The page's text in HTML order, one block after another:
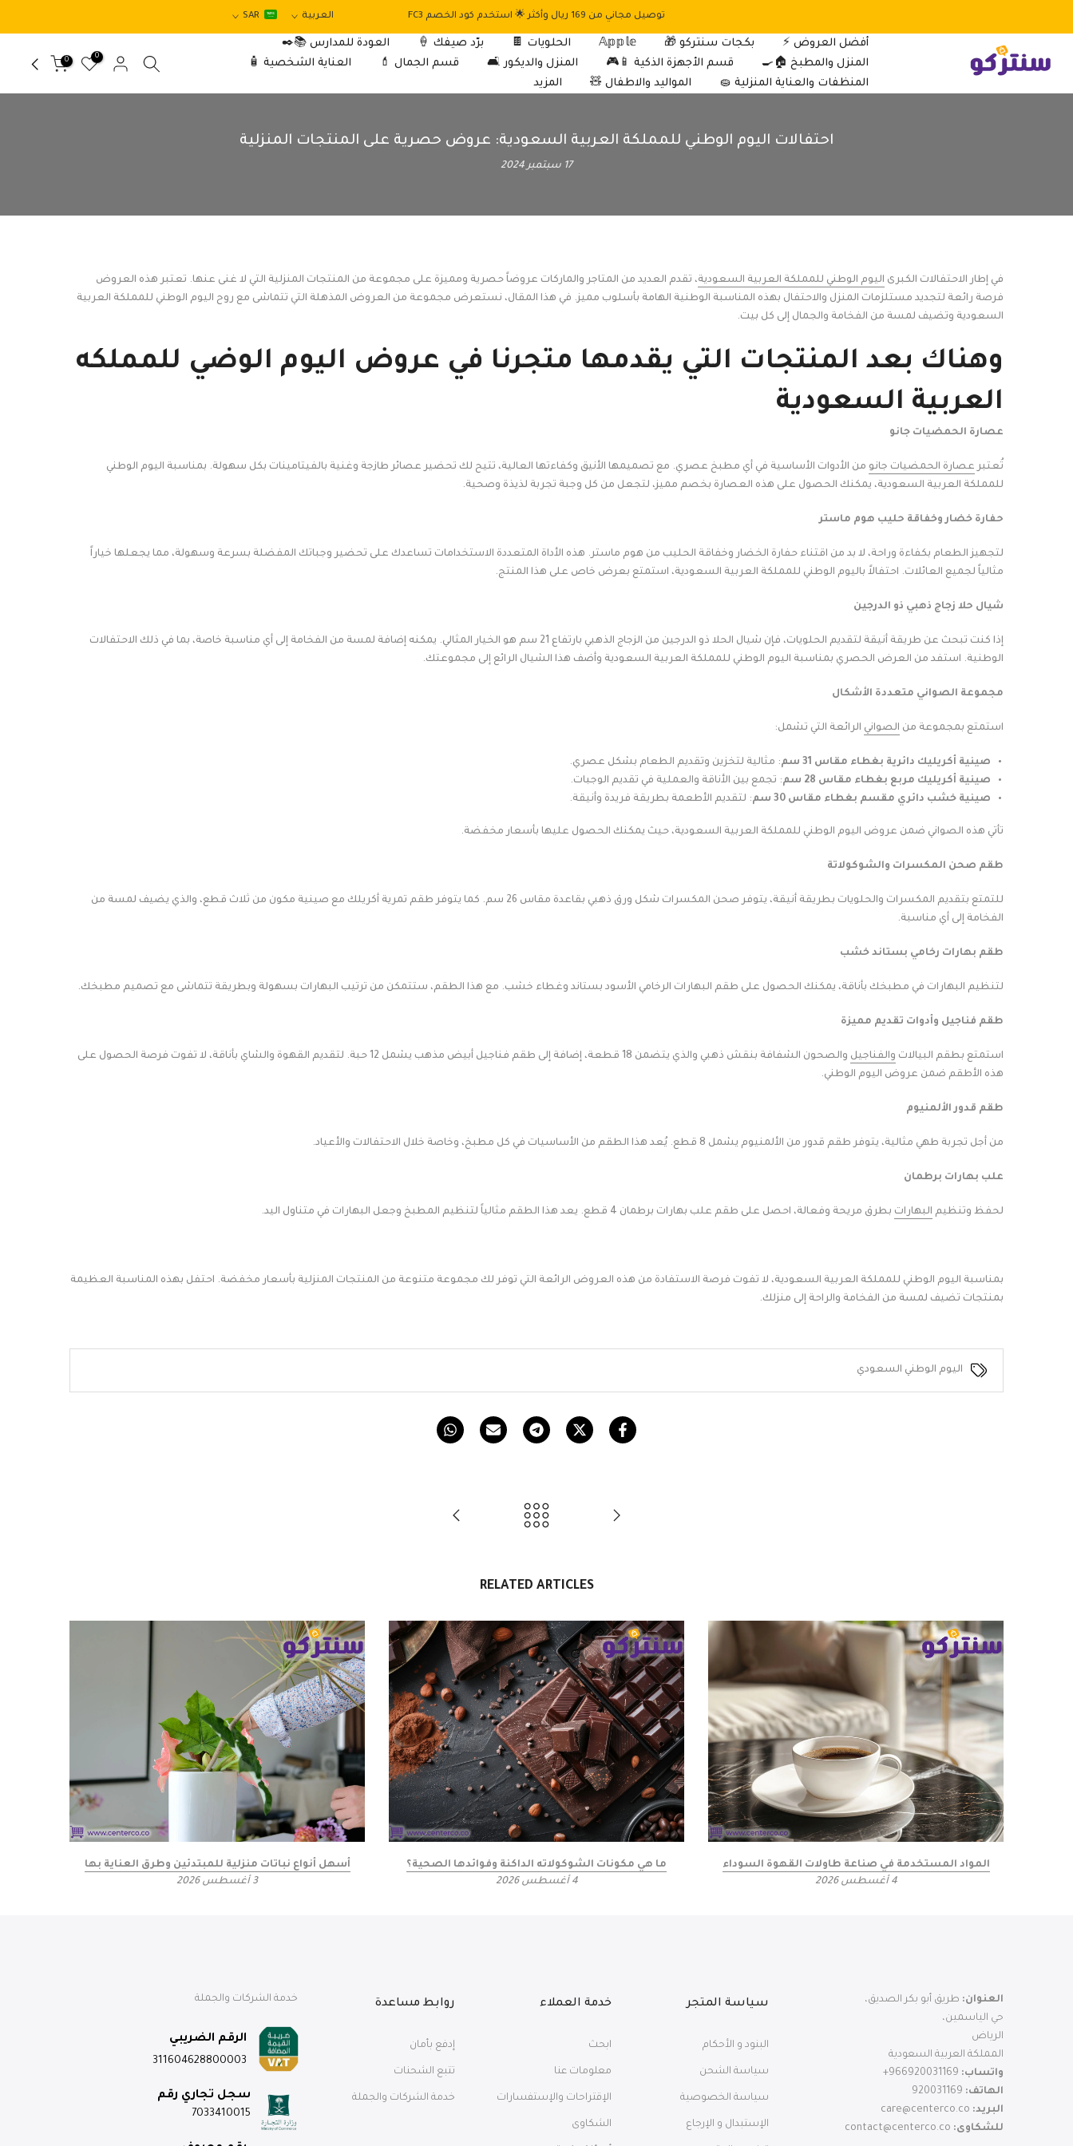
إلى
المحتوى
توصيل مجاني من 169 ريال وأكثر 🌟 استخدم كود الخصم FC3 العربية SAR
أفضل العروض ⚡ بكجات سنتركو 🎁 𝔸𝕡𝕡𝕝𝕖 الحلويات 🍫 برّد صيفك 🍦
العودة للمدارس 📚✒️
المنزل والمطبخ 🏠🍳
قسم الأجهزة الذكية 📱🎮 المنزل والديكور 🛋️ قسم الجمال 💄
العناية الشخصية 🧴
المنظفات والعناية المنزلية 🧽
المواليد والاطفال 🧸 المزيد
0
0
احتفالات اليوم الوطني للمملكة العربية السعودية: عروض حصرية على المنتجات المنزلية
17 سبتمبر 2024
في إطار الاحتفالات الكبرى اليوم الوطني للمملكة العربية السعودية، تقدم العديد من المتاجر والماركات عروضاً حصرية ومميزة على مجموعة من المنتجات المنزلية التي لا غنى عنها. تعتبر هذه العروض
فرصة رائعة لتجديد مستلزمات المنزل والاحتفال بهذه المناسبة الوطنية الهامة بأسلوب مميز. في هذا المقال، نستعرض مجموعة من العروض المذهلة التي تتماشى مع روح اليوم الوطني للمملكة العربية
السعودية وتضيف لمسة من الفخامة والجمال إلى كل بيت.
وهناك بعد المنتجات التي يقدمها متجرنا في عروض اليوم الوضي للمملكه
العربية السعودية
عصارة الحمضيات جانو
تُعتبر عصارة الحمضيات جانو من الأدوات الأساسية في أي مطبخ عصري. مع تصميمها الأنيق وكفاءتها العالية، تتيح لك تحضير عصائر طازجة وغنية بالفيتامينات بكل سهولة. بمناسبة اليوم الوطني
للمملكة العربية السعودية، يمكنك الحصول على هذه العصارة بخصم مميز، لتجعل من كل وجبة تجربة لذيذة وصحية.
حفارة خضار وخفاقة حليب هوم ماستر
لتجهيز الطعام بكفاءة وراحة، لا بد من اقتناء حفارة الخضار وخفاقة الحليب من هوم ماستر. هذه الأداة المتعددة الاستخدامات تساعدك على تحضير وجباتك المفضلة بسرعة وسهولة، مما يجعلها خياراً
مثالياً لجميع العائلات. احتفالاً باليوم الوطني للمملكة العربية السعودية، استمتع بعرض خاص على هذا المنتج.
شيال حلا زجاج ذهبي ذو الدرجين
إذا كنت تبحث عن طريقة أنيقة لتقديم الحلويات، فإن شيال الحلا ذو الدرجين من الزجاج الذهبي بارتفاع 21 سم هو الخيار المثالي. يمكنه إضافة لمسة من الفخامة إلى أي مناسبة خاصة، بما في ذلك الاحتفالات
الوطنية. استفد من العرض الحصري بمناسبة اليوم الوطني للمملكة العربية السعودية وأضف هذا الشيال الرائع إلى مجموعتك.
مجموعة الصواني متعددة الأشكال
استمتع بمجموعة من الصواني الرائعة التي تشمل:
صينية أكريليك دائرية بغطاء مقاس 31 سم
: مثالية لتخزين وتقديم الطعام بشكل عصري.
صينية أكريليك مربع بغطاء مقاس 28 سم
: تجمع بين الأناقة والعملية في تقديم الوجبات.
صينية خشب دائري مقسم بغطاء مقاس 30 سم
: لتقديم الأطعمة بطريقة فريدة وأنيقة.
تأتي هذه الصواني ضمن عروض اليوم الوطني للمملكة العربية السعودية، حيث يمكنك الحصول عليها بأسعار مخفضة.
طقم صحن المكسرات والشوكولاتة
للتمتع بتقديم المكسرات والحلويات بطريقة أنيقة، يتوفر صحن المكسرات شكل ورق ذهبي بقاعدة مقاس 26 سم. كما يتوفر طقم تمرية أكريلك مع صينية مكون من ثلاث قطع، والذي يضيف لمسة من
الفخامة إلى أي مناسبة.
طقم بهارات رخامي بستاند خشب
لتنظيم البهارات في مطبخك بأناقة، يمكنك الحصول على طقم البهارات الرخامي الأسود بستاند وغطاء خشب. مع هذا الطقم، ستتمكن من ترتيب البهارات بسهولة وبطريقة تتماشى مع تصميم مطبخك.
طقم فناجيل وأدوات تقديم مميزة
استمتع بطقم البيالات والفناجيل
والصحون الشفافة بنقش ذهبي والذي يتضمن 18 قطعة، إضافة إلى طقم فناجيل أبيض مذهب يشمل 12 حبة. لتقديم القهوة والشاي بأناقة، لا تفوت فرصة الحصول على
هذه الأطقم ضمن عروض اليوم الوطني.
طقم قدور الألمنيوم
من أجل تجربة طهي مثالية، يتوفر طقم قدور من الألمنيوم يشمل 8 قطع. يُعد هذا الطقم من الأساسيات في كل مطبخ، وخاصة خلال الاحتفالات والأعياد.
علب بهارات برطمان
لحفظ وتنظيم البهارات بطرق مريحة وفعالة، احصل على طقم علب بهارات برطمان 4 قطع. يعد هذا الطقم مثالياً لتنظيم المطبخ وجعل البهارات في متناول اليد.
بمناسبة اليوم الوطني للمملكة العربية السعودية، لا تفوت فرصة الاستفادة من هذه العروض الرائعة التي توفر لك مجموعة متنوعة من المنتجات المنزلية بأسعار مخفضة. احتفل بهذه المناسبة العظيمة
بمنتجات تضيف لمسة من الفخامة والراحة إلى منزلك.
اليوم الوطني السعودي
RELATED ARTICLES
المواد المستخدمة في صناعة طاولات القهوة السوداء
4 أغسطس 2026
ما هي مكونات الشوكولاته الداكنة وفوائدها الصحية؟
4 أغسطس 2026
أسهل أنواع نباتات منزلية للمبتدئين وطرق العناية بها
3 أغسطس 2026
العنوان: طريق أبو بكر الصديق،
حي الياسمين،
الرياض
المملكة العربية السعودية
واتساب: 966920031169+
الهاتف: 920031169
البريد:
للشكاوى:
سياسة المتجر
البنود و الأحكام
سياسة الشحن
سياسة الخصوصية
الإستبدال و الإرجاع
خدمة العملاء
ابحث
معلومات عنا
الإقتراحات والإستفسارات
الشكاوى
روابط مساعدة
إدفع بأمان
تتبع الشحنات
خدمة الشركات والجملة
خدمة الشركات والجملة
الرقم الضريبي
311604628800003
سجل تجاري رقم
7033410015